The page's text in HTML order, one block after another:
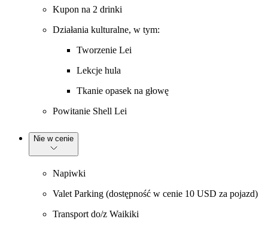
Kupon na 2 drinki
Działania kulturalne, w tym:
Tworzenie Lei
Lekcje hula
Tkanie opasek na głowę
Powitanie Shell Lei
Nie w cenie
Napiwki
Valet Parking (dostępność w cenie 10 USD za pojazd)
Transport do/z Waikiki